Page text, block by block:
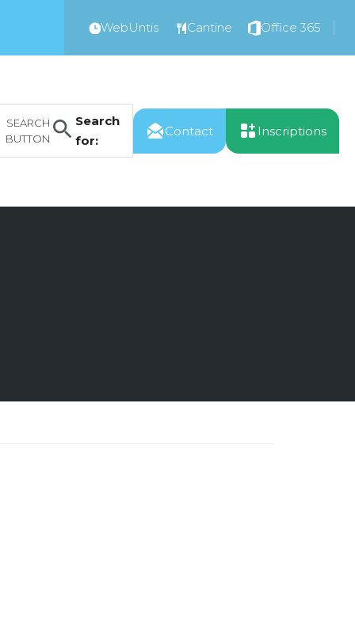
WebUntis Cantine Office 365
Search
for:
SEARCH
BUTTON
Contact Inscriptions